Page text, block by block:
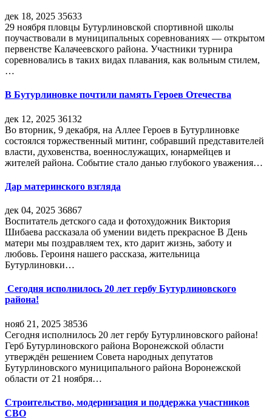
дек 18, 2025 35633
29 ноября пловцы Бутурлиновской спортивной школы
поучаствовали в муниципальных соревнованиях — открытом
первенстве Калачеевского района. Участники турнира
соревновались в таких видах плавания, как вольным стилем,
…
В Бутурлиновке почтили память Героев Отечества
дек 12, 2025 36132
Во вторник, 9 декабря, на Аллее Героев в Бутурлиновке
состоялся торжественный митинг, собравший представителей
власти, духовенства, военнослужащих, юнармейцев и
жителей района. Событие стало данью глубокого уважения…
Дар материнского взгляда
дек 04, 2025 36867
Воспитатель детского сада и фотохудожник Виктория
Шибаева рассказала об умении видеть прекрасное В День
матери мы поздравляем тех, кто дарит жизнь, заботу и
любовь. Героиня нашего рассказа, жительница
Бутурлиновки…
Сегодня исполнилось 20 лет гербу Бутурлиновского
района!
нояб 21, 2025 38536
Сегодня исполнилось 20 лет гербу Бутурлиновского района!
Герб Бутурлиновского района Воронежской области
утверждён решением Совета народных депутатов
Бутурлиновского муниципального района Воронежской
области от 21 ноября…
Строительство, модернизация и поддержка участников
СВО